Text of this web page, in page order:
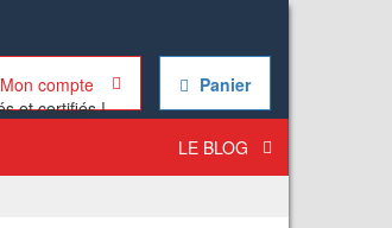
Panier
Mon compte
LE BLOG